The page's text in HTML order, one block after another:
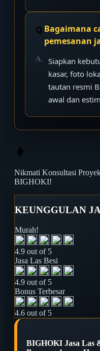
Bagaimana
pemesanan
Siapkan
kasar, foto
tautan resmi
awal dan
Nikmati Konsultasi
BIGHOKI!
KEUNGGULAN
Murah!
4.9 out of 5
Jasa Las Besi
4.9 out of 5
Bonus Terbesar
4.6 out of 5
BIGHOKI Jasa Las